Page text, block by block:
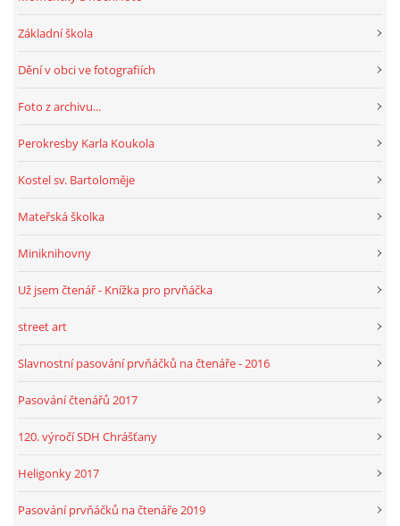
Nahoru ↑
Základní škola
Dění v obci ve fotografiích
Foto z archivu...
Perokresby Karla Koukola
Kostel sv. Bartoloměje
Mateřská školka
Miniknihovny
Už jsem čtenář - Knížka pro prvňáčka
street art
Slavnostní pasování prvňáčků na čtenáře - 2016
Pasování čtenářů 2017
120. výročí SDH Chrášťany
Heligonky 2017
Pasování prvňáčků na čtenáře 2019